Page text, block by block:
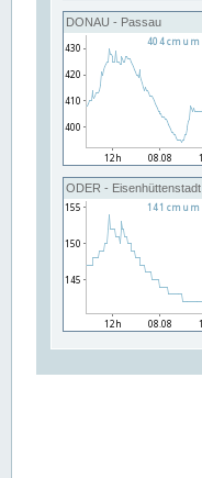
DONAU - Passau
ODER - Eisenhüttenstadt